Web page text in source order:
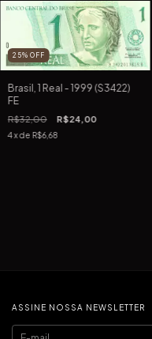
25% OFF
Brasil, 1 Real - 1999 (S3422)
FE
R$32,00 R$24,00
4x de R$6,68
ASSINE NOSSA NEWSLETTER